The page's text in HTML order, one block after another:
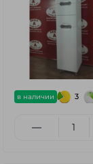
в наличии 3